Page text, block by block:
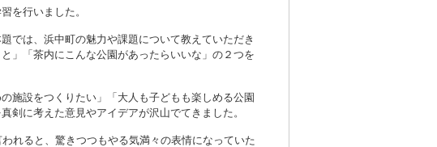
を行いました。
では、浜中町の魅力や課題について教えていただき
」「茶内にこんな公園があったらいいな」の２つを
施設をつくりたい」「大人も子どもも楽しめる公園
剣に考えた意見やアイデアが沢山でてきました。
れると、驚きつつもやる気満々の表情になっていた